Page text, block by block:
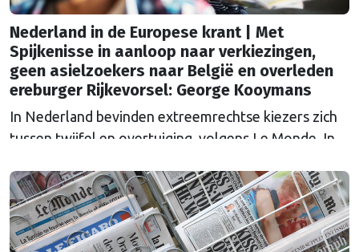
Nederland in de Europese krant | Met
Spijkenisse in aanloop naar verkiezingen,
geen asielzoekers naar België en overleden
ereburger Rijkevorsel: George Kooymans
In Nederland bevinden extreemrechtse kiezers zich
tussen twijfel en overtuiging, volgens Le Monde. In
oktober sprak de Franse krant inwoners van
Spijkenisse ‘la ville de Henk et Ingrid’, die heen en
weer worden geslingerd tussen teleurstelling over
de beloften van de PVV om voor “de gewone man”